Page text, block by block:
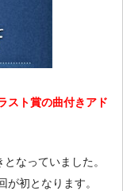
スト賞の曲付きアド
なっていました。
初となります。